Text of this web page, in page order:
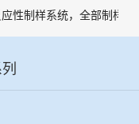
制样系统，全部制样过